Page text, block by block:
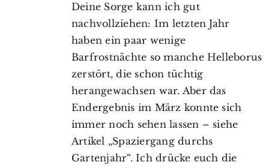
Deine Sorge kann ich gut
nachvollziehen: Im letzten Jahr
haben ein paar wenige
Barfrostnächte so manche Helleborus
zerstört, die schon tüchtig
herangewachsen war. Aber das
Endergebnis im März konnte sich
immer noch sehen lassen – siehe
Artikel „Spaziergang durchs
Gartenjahr“. Ich drücke euch die